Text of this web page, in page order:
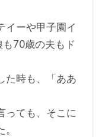
ーや甲子園イ
70歳の夫もド
た時も、「ああ
っても、そこに